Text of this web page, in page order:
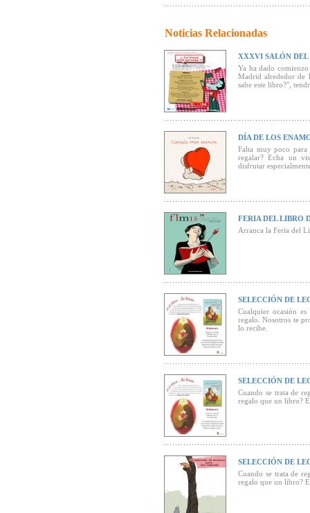
Noticias Relacionadas
XXXVI SALÓN
Ya ha dado
Madrid alrededor de
sabe este libro?",
DÍA DE LOS
Falta muy poco para
regalar? Echa un
disfrutar
FERIA DEL LIBRO
Arranca la Feria del
SELECCIÓN DE
Cualquier ocasión
regalo. Nosotros te
lo recibe.
SELECCIÓN DE
Cuando se trata de
regalo que un libro?
SELECCIÓN DE
Cuando se trata de
regalo que un libro?